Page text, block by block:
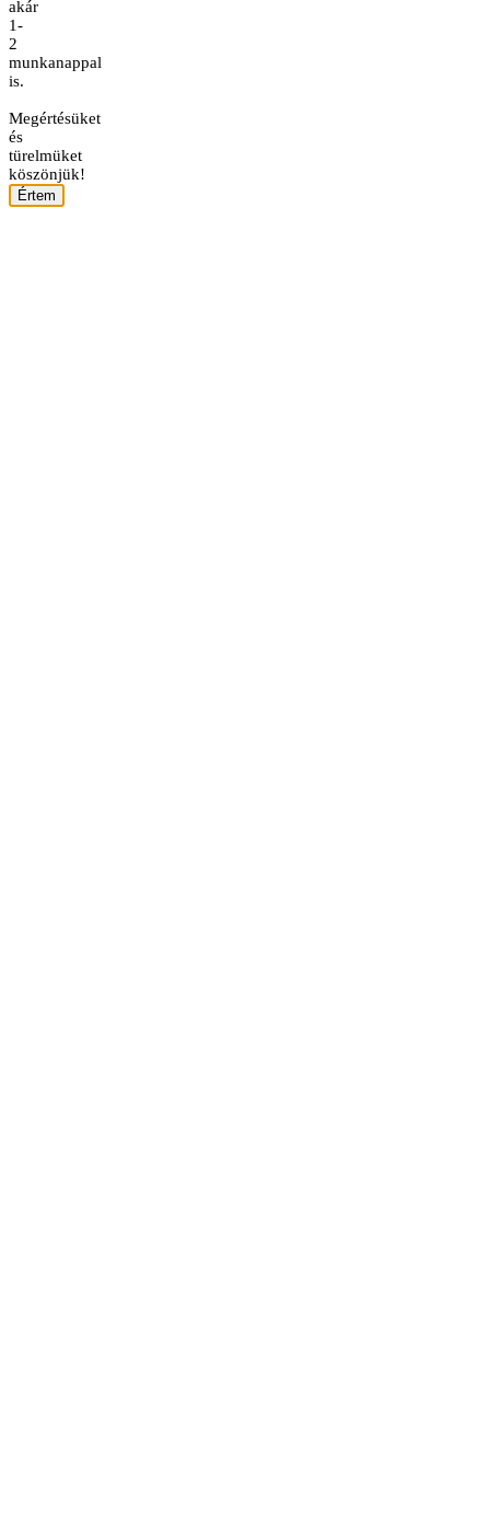
akár
1-
2
munkanappal
is.
Megértésüket
és
türelmüket
köszönjük!
Értem